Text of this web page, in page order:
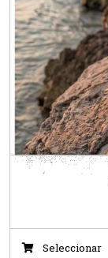
Seleccionar